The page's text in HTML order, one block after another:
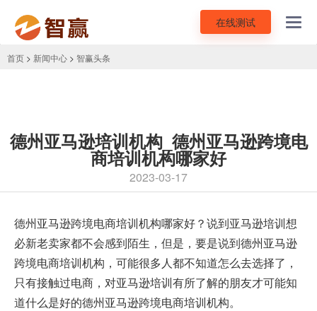
在线测试
首页 > 新闻中心 > 智赢头条
德州亚马逊培训机构_德州亚马逊跨境电
商培训机构哪家好
2023-03-17
德州亚马逊跨境电商培训机构哪家好？说到亚马逊培训想
必新老卖家都不会感到陌生，但是，要是说到德州亚马逊
跨境电商培训机构，可能很多人都不知道怎么去选择了，
只有接触过电商，对亚马逊培训有所了解的朋友才可能知
道什么是好的德州亚马逊跨境电商培训机构。